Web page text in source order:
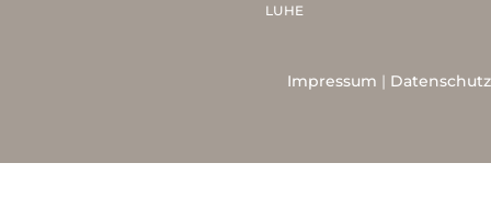
LUHE
Impressum | Datenschutz